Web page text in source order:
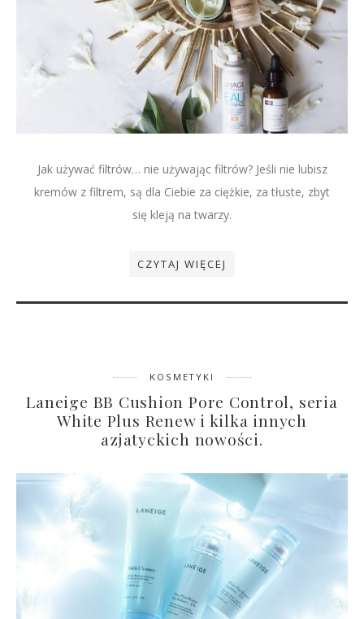
Jak używać filtrów… nie używając filtrów? Jeśli nie lubisz
kremów z filtrem, są dla Ciebie za ciężkie, za tłuste, zbyt
się kleją na twarzy.
CZYTAJ WIĘCEJ
KOSMETYKI
Laneige BB Cushion Pore Control, seria
White Plus Renew i kilka innych
azjatyckich nowości.